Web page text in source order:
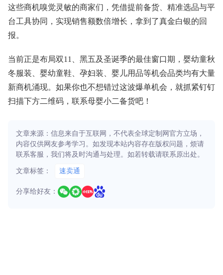
这些商机嗅觉灵敏的商家们，凭借提前备货、精准选品与平
台工具协同，实现销售额数倍增长，拿到了真金白银的回
报。
当前正是布局双11、黑五及圣诞季的最佳窗口期，婴幼童秋
冬服装、婴幼童鞋、孕妇装、婴儿用品等机会品类均有大量
新商机涌现。如果你也不想错过这波爆单机会，就抓紧钉钉
扫描下方二维码，联系母婴小二备货吧！
文章来源：信息来自于互联网，不代表全球定制网官方立场，
内容仅供网友参考学习。如发现本站内容存在版权问题，烦请
联系客服，我们将及时沟通与处理。如若转载请联系原出处。
文章标签： 速卖通
分享给好友：